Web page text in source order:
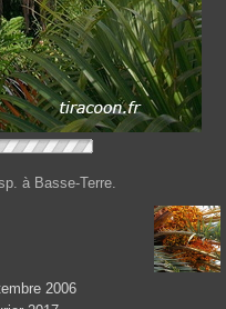
à Basse-Terre.
2006